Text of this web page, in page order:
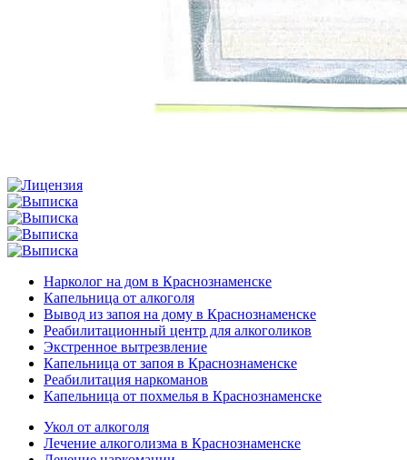
Нарколог на дом в Краснознаменске
Капельница от алкоголя
Вывод из запоя на дому в Краснознаменске
Реабилитационный центр для алкоголиков
Экстренное вытрезвление
Капельница от запоя в Краснознаменске
Реабилитация наркоманов
Капельница от похмелья в Краснознаменске
Укол от алкоголя
Лечение алкоголизма в Краснознаменске